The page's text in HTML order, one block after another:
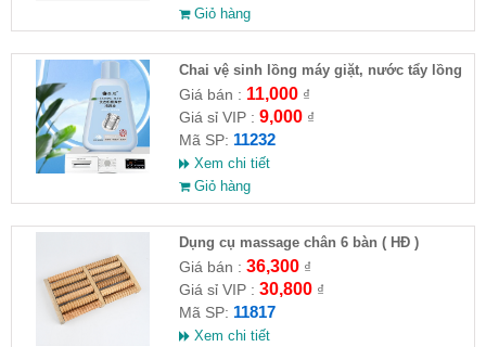
Giỏ hàng
Chai vệ sinh lồng máy giặt, nước tẩy lồng
máy giặt CLEANING FLUID
Giá bán : 11,000₫
Giá sỉ VIP : 9,000₫
Mã SP: 11232
Xem chi tiết
Giỏ hàng
Dụng cụ massage chân 6 bàn ( HĐ )
Giá bán : 36,300₫
Giá sỉ VIP : 30,800₫
Mã SP: 11817
Xem chi tiết